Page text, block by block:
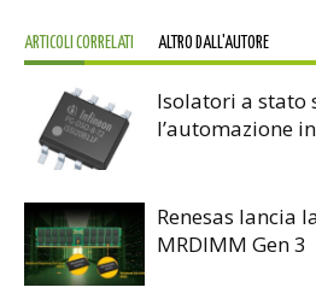
ARTICOLI CORRELATI ALTRO DALL'AUTORE
Isolatori a stato
l’automazione
Renesas lancia
MRDIMM Gen 3